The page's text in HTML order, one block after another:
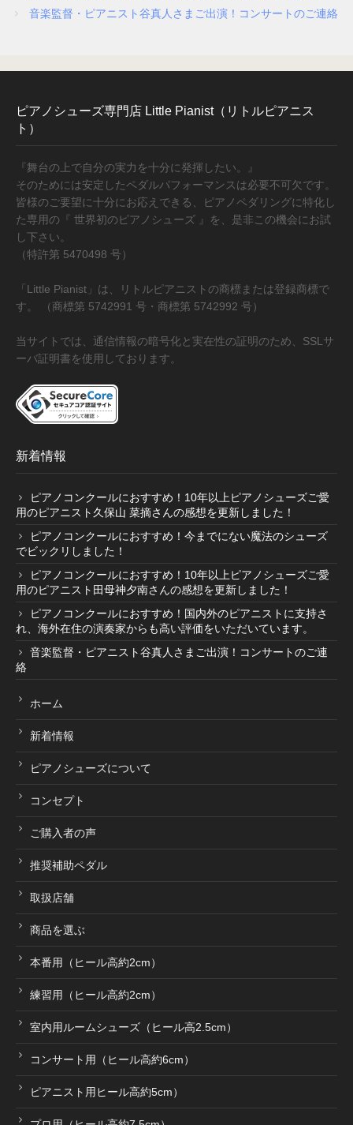
音楽監督・ピアニスト谷真人さまご出演！コンサートのご連絡
ピアノシューズ専門店 Little Pianist（リトルピアニス
ト）
『舞台の上で自分の実力を十分に発揮したい。』
そのためには安定したペダルパフォーマンスは必要不可欠です。
皆様のご要望に十分にお応えできる、ピアノペダリングに特化し
た専用の『 世界初のピアノシューズ 』を、是非この機会にお試
し下さい。
（特許第 5470498 号）
「Little Pianist」は、リトルピアニストの商標または登録商標で
す。 （商標第 5742991 号・商標第 5742992 号）
当サイトでは、通信情報の暗号化と実在性の証明のため、SSLサ
ーバ証明書を使用しております。
新着情報
ピアノコンクールにおすすめ！10年以上ピアノシューズご愛
用のピアニスト久保山 菜摘さんの感想を更新しました！
ピアノコンクールにおすすめ！今までにない魔法のシューズ
でビックリしました！
ピアノコンクールにおすすめ！10年以上ピアノシューズご愛
用のピアニスト田母神夕南さんの感想を更新しました！
ピアノコンクールにおすすめ！国内外のピアニストに支持さ
れ、海外在住の演奏家からも高い評価をいただいています。
音楽監督・ピアニスト谷真人さまご出演！コンサートのご連
絡
ホーム
新着情報
ピアノシューズについて
コンセプト
ご購入者の声
推奨補助ペダル
取扱店舗
商品を選ぶ
本番用（ヒール高約2cm）
練習用（ヒール高約2cm）
室内用ルームシューズ（ヒール高2.5cm）
コンサート用（ヒール高約6cm）
ピアニスト用ヒール高約5cm）